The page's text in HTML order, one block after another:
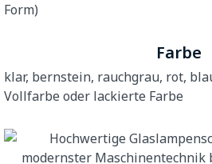
Form)
Farbe
klar, bernstein, rauchgrau, rot,
Vollfarbe oder lackierte Farbe